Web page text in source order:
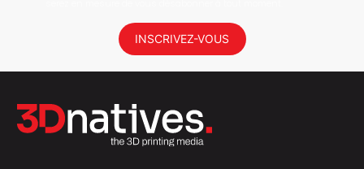
INSCRIVEZ-VOUS